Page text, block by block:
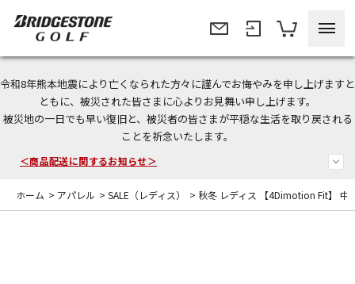
令和8年熊本地震により亡くなられた方々に謹んでお悔やみを申し上げますと
ともに、被災された皆さまに心よりお見舞い申し上げます。
被災地の一日でも早い復旧と、被災者の皆さまが平穏な生活を取り戻される
ことを祈念いたします。
今なら新規会員登録で1,000円OFFクーポンプレゼント！
＜商品配送に関するお知らせ＞
＜夏季休暇中のご注文・発送・お問い合わせ＞
ホーム > アパレル > SALE（レディス） > 秋冬 レディス 【4Dimotion Fit】 中